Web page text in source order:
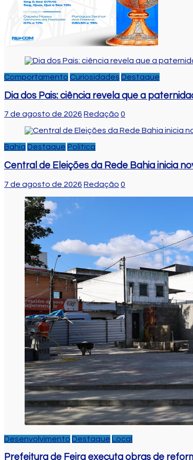
Comportamento Curiosidades Destaque
Dia dos Pais: ciência revela que a
7 de agosto de 2026 Redação 0
Bahia Destaque Politica
Central de Eleições da Rede Bahia inicia
7 de agosto de 2026 Redação 0
Desenvolvimento Destaque Local
Prefeitura de Feira executa obras de